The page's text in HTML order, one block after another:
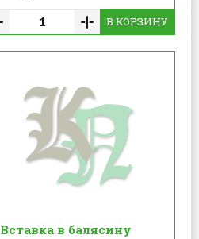
В КОРЗИНУ
Вставка в балясину